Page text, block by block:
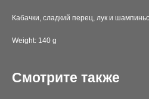
Кабачки, сладкий перец, лук и
Weight: 140 g
Смотрите также